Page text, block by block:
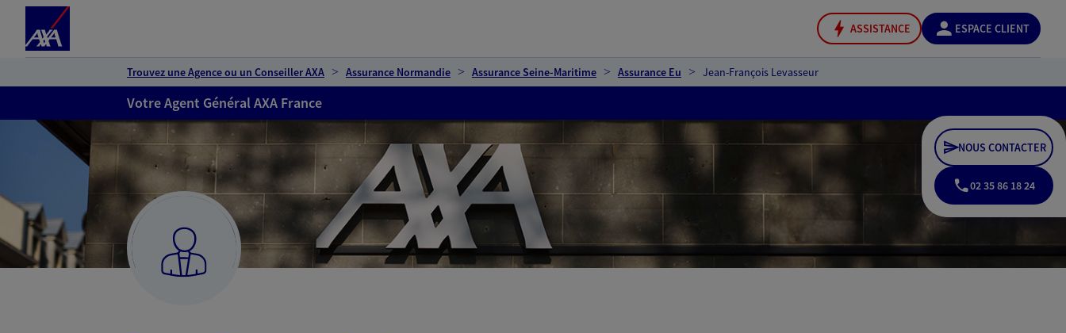
ASSISTANCE ESPACE CLIENT
Trouvez une Agence ou un Conseiller AXA Assurance Normandie Assurance Seine-Maritime Assurance Eu Jean-François Levasseur
Votre Agent Général AXA France
NOUS CONTACTER
02 35 86 18 24